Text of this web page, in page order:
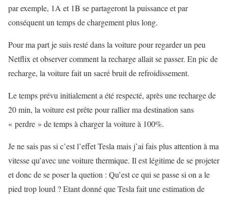
par exemple, 1A et 1B se partageront la puissance et par
conséquent un temps de chargement plus long.
Pour ma part je suis resté dans la voiture pour regarder un peu
Netflix et observer comment la recharge allait se passer. En pic de
recharge, la voiture fait un sacré bruit de refroidissement.
Le temps prévu initialement a été respecté, après une recharge de
20 min, la voiture est prête pour rallier ma destination sans
« perdre » de temps à charger la voiture à 100%.
Je ne sais pas si c’est l’effet Tesla mais j’ai fais plus attention à ma
vitesse qu’avec une voiture thermique. Il est légitime de se projeter
et donc de se poser la quetion : Qu’est ce qui se passe si on a le
pied trop lourd ? Etant donné que Tesla fait une estimation de